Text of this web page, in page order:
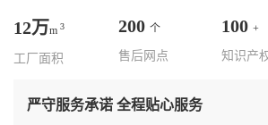
12万m 3
工厂面积
200 个
售后网点
100+
知识产
严守服务承诺 全程贴心服务